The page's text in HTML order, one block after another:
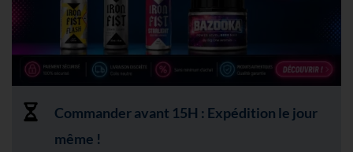
Commander avant 15H : Expédition le jour
même !